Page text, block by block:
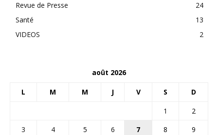
Revue de Presse
24
Santé
13
VIDEOS
2
août 2026
L M M J V S D
1
2
3
4 5 6 7 8
9